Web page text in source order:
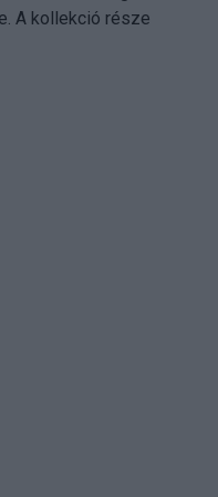
A kollekció része